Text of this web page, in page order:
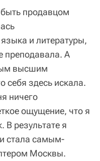
продавцом
и литературы,
преподавала. А
высшим
себя здесь искала.
ничего
ощущение, что я
результате я
и стала самым-
Москвы.